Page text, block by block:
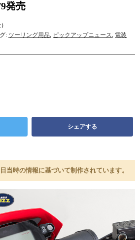
発売
: ツーリング用品, ピックアップニュース, 電装
シェアする
当時の情報に基づいて制作されています。